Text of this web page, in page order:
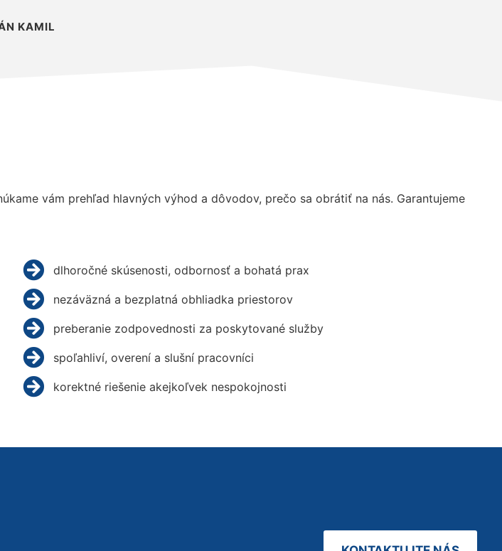
KAMIL
vám prehľad hlavných výhod a dôvodov, prečo sa obrátiť na nás. Garantujeme
dlhoročné skúsenosti, odbornosť a bohatá prax
nezáväzná a bezplatná obhliadka priestorov
preberanie zodpovednosti za poskytované služby
spoľahliví, overení a slušní pracovníci
korektné riešenie akejkoľvek nespokojnosti